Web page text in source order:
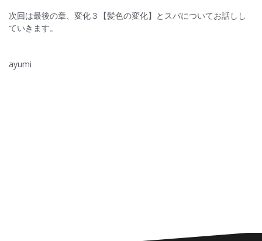
次回は最後の章、変化３【髪色の変化】とスパについてお話しし
ていきます。
ayumi